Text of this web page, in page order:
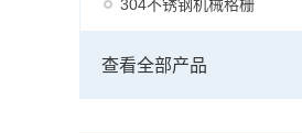
304不锈钢机械格栅
查看全部产品